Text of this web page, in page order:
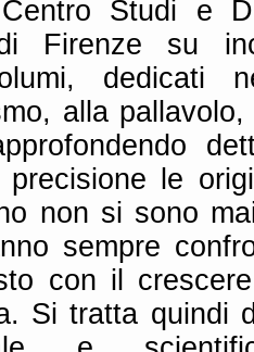
Studi e
Firenze su
dedicati
alla
precisione le
non si sono
sempre
con il
Si tratta quindi